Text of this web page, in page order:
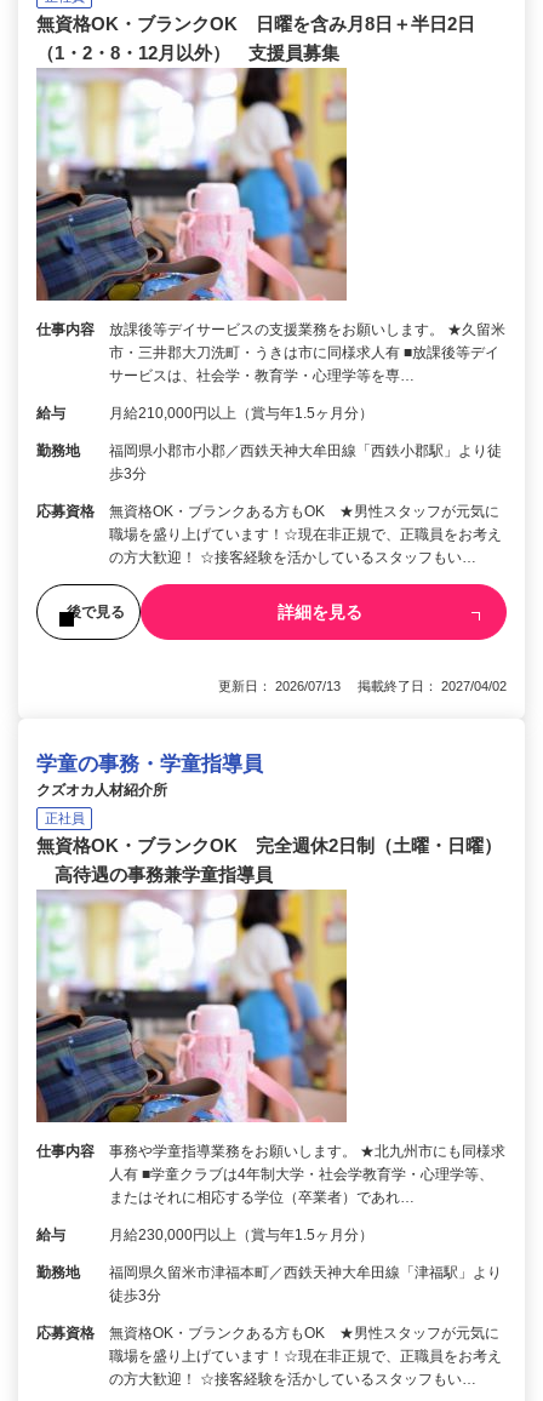
無資格OK・ブランクOK 日曜を含み月8日＋半日2日
（1・2・8・12月以外） 支援員募集
仕事内容
放課後等デイサービスの支援業務をお願いします。 ★久留米
市・三井郡大刀洗町・うきは市に同様求人有 ■放課後等デイ
サービスは、社会学・教育学・心理学等を専…
給与 月給210,000円以上（賞与年1.5ヶ月分）
勤務地
福岡県小郡市小郡／西鉄天神大牟田線「西鉄小郡駅」より徒
歩3分
応募資格
無資格OK・ブランクある方もOK ★男性スタッフが元気に
職場を盛り上げています！☆現在非正規で、正職員をお考え
の方大歓迎！ ☆接客経験を活かしているスタッフもい…
後で見る 詳細を見る
更新日： 2026/07/13 掲載終了日： 2027/04/02
学童の事務・学童指導員
クズオカ人材紹介所
正社員
無資格OK・ブランクOK 完全週休2日制（土曜・日曜）
高待遇の事務兼学童指導員
仕事内容
事務や学童指導業務をお願いします。 ★北九州市にも同様求
人有 ■学童クラブは4年制大学・社会学教育学・心理学等、
またはそれに相応する学位（卒業者）であれ…
給与 月給230,000円以上（賞与年1.5ヶ月分）
勤務地
福岡県久留米市津福本町／西鉄天神大牟田線「津福駅」より
徒歩3分
応募資格
無資格OK・ブランクある方もOK ★男性スタッフが元気に
職場を盛り上げています！☆現在非正規で、正職員をお考え
の方大歓迎！ ☆接客経験を活かしているスタッフもい…